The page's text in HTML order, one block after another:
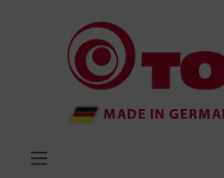
springen